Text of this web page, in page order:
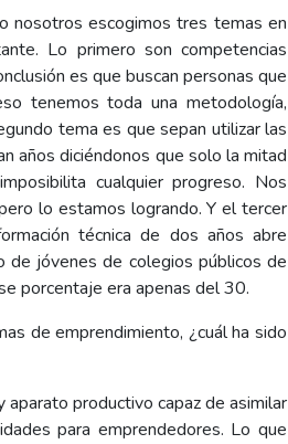
nosotros escogimos tres temas en
Lo primero son competencias
es que buscan personas que
tenemos toda una metodología,
tema es que sepan utilizar las
años diciéndonos que solo la mitad
cualquier progreso. Nos
lo estamos logrando. Y el tercer
técnica de dos años abre
jóvenes de colegios públicos de
porcentaje era apenas del 30.
de emprendimiento, ¿cuál ha sido
productivo capaz de asimilar
para emprendedores. Lo que